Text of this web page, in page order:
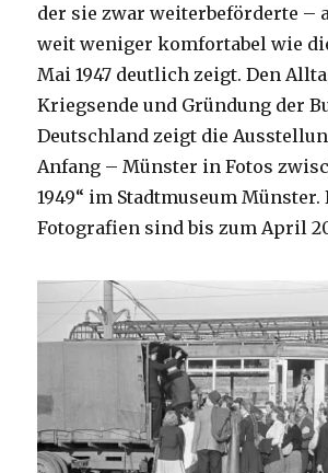
der sie zwar weiterbeförderte –
weit weniger komfortabel wie
Mai 1947 deutlich zeigt. Den
Kriegsende und Gründung der
Deutschland zeigt die
Anfang – Münster in Fotos
1949“ im Stadtmuseum Münster.
Fotografien sind bis zum April